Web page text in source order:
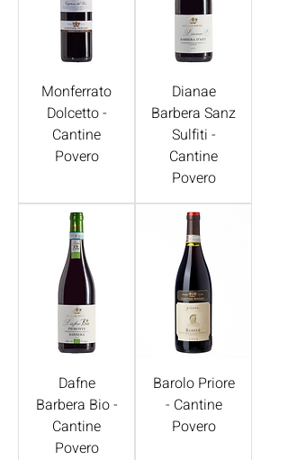
Monferrato
Dolcetto -
Cantine
Povero
Dianae
Barbera Sanz
Sulfiti -
Cantine
Povero
Dafne
Barbera Bio -
Cantine
Povero
Barolo Priore
- Cantine
Povero